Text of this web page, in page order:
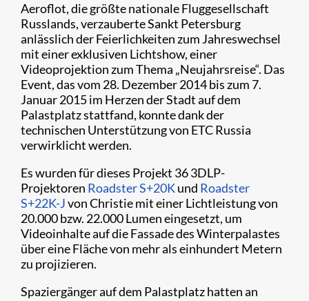
Aeroflot, die größte nationale Fluggesellschaft
Russlands, verzauberte Sankt Petersburg
anlässlich der Feierlichkeiten zum Jahreswechsel
mit einer exklusiven Lichtshow, einer
Videoprojektion zum Thema „Neujahrsreise“. Das
Event, das vom 28. Dezember 2014 bis zum 7.
Januar 2015 im Herzen der Stadt auf dem
Palastplatz stattfand, konnte dank der
technischen Unterstützung von ETC Russia
verwirklicht werden.
Es wurden für dieses Projekt 36 3DLP-
Projektoren Roadster S+20Kund Roadster
S+22K-Jvon Christie mit einer Lichtleistung von
20.000 bzw. 22.000 Lumen eingesetzt, um
Videoinhalte auf die Fassade des Winterpalastes
über eine Fläche von mehr als einhundert Metern
zu projizieren.
Spaziergänger auf dem Palastplatz hatten an